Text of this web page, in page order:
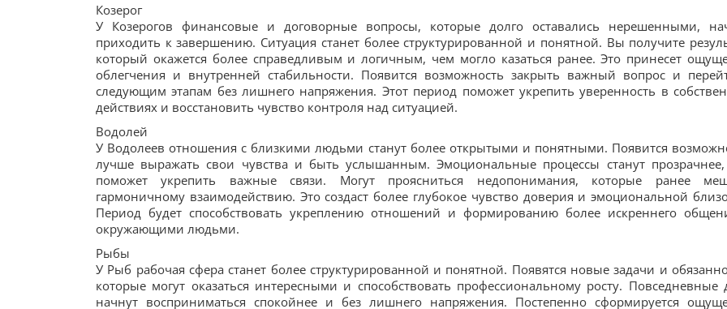
Козерог
У Козерогов финансовые и договорные вопросы, которые долго оставались нерешенными,
приходить к завершению. Ситуация станет более структурированной и понятной. Вы получите
который окажется более справедливым и логичным, чем могло казаться ранее. Это принесет
облегчения и внутренней стабильности. Появится возможность закрыть важный вопрос и
следующим этапам без лишнего напряжения. Этот период поможет укрепить уверенность в
действиях и восстановить чувство контроля над ситуацией.
Водолей
У Водолеев отношения с близкими людьми станут более открытыми и понятными. Появится
лучше выражать свои чувства и быть услышанным. Эмоциональные процессы станут
поможет укрепить важные связи. Могут проясниться недопонимания, которые ранее
гармоничному взаимодействию. Это создаст более глубокое чувство доверия и эмоциональной
Период будет способствовать укреплению отношений и формированию более искреннего
окружающими людьми.
Рыбы
У Рыб рабочая сфера станет более структурированной и понятной. Появятся новые задачи и
которые могут оказаться интересными и способствовать профессиональному росту. Повседневные
начнут восприниматься спокойнее и без лишнего напряжения. Постепенно сформируется